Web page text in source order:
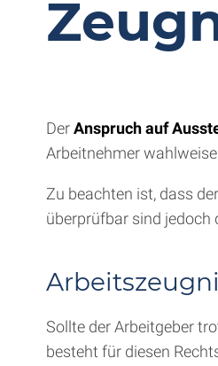
DerAnspruch auf
Arbeitnehmer
Zu beachten ist, dass
überprüfbar sind jedoch
Sollte der Arbeitgeber
besteht für diesen